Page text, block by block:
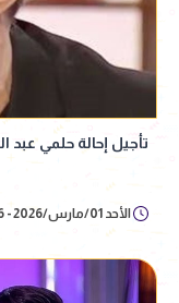
تأجيل إحالة حلمي عبد
الأحد 01/مارس/2026 - 03:56 م